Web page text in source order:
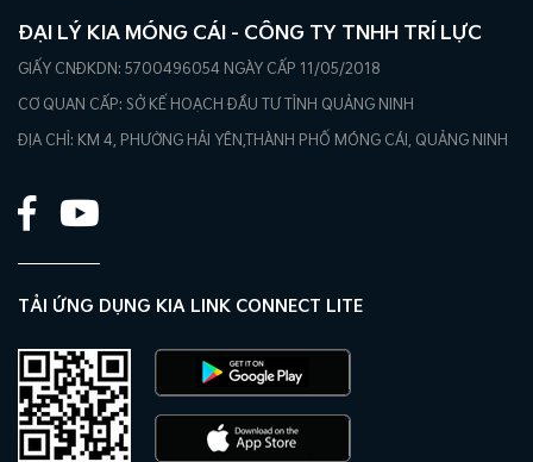
ĐẠI LÝ KIA MÓNG CÁI - CÔNG TY TNHH TRÍ LỰC
GIẤY CNĐKDN: 5700496054 NGÀY CẤP 11/05/2018
CƠ QUAN CẤP: SỞ KẾ HOẠCH ĐẦU TƯ TỈNH QUẢNG NINH
ĐỊA CHỈ: KM 4, PHƯỜNG HẢI YÊN,THÀNH PHỐ MÓNG CÁI, QUẢNG NINH
TẢI ỨNG DỤNG KIA LINK CONNECT LITE